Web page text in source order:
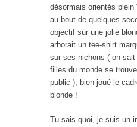
désormais orientés
au bout de quelques
objectif sur une jolie
arborait un tee-shirt
sur ses nichons ( on
filles du monde se
public ), bien joué le
blonde !
Tu sais quoi, je suis un